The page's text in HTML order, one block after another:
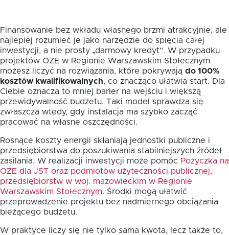
Finansowanie bez wkładu własnego brzmi atrakcyjnie, ale
najlepiej rozumieć je jako narzędzie do spięcia całej
inwestycji, a nie prosty „darmowy kredyt”. W przypadku
projektów OZE w Regionie Warszawskim Stołecznym
możesz liczyć na rozwiązania, które pokrywają do 100%
kosztów kwalifikowalnych, co znacząco ułatwia start. Dla
Ciebie oznacza to mniej barier na wejściu i większą
przewidywalność budżetu. Taki model sprawdza się
zwłaszcza wtedy, gdy instalacja ma szybko zacząć
pracować na własne oszczędności.
Rosnące koszty energii skłaniają jednostki publiczne i
przedsiębiorstwa do poszukiwania stabilniejszych źródeł
zasilania. W realizacji inwestycji może pomóc Pożyczka na
OZE dla JST oraz podmiotów użyteczności publicznej,
przedsiębiorstw w woj. mazowieckim w Regionie
Warszawskim Stołecznym. Środki mogą ułatwić
przeprowadzenie projektu bez nadmiernego obciążania
bieżącego budżetu.
W praktyce liczy się nie tylko sama kwota, lecz także to,